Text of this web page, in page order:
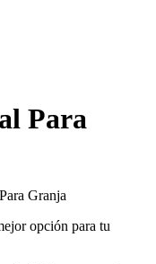
Para
Granja
opción para tu